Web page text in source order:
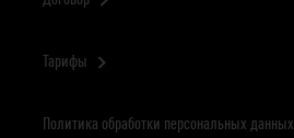
Тарифы
Политика обработки персональных данных